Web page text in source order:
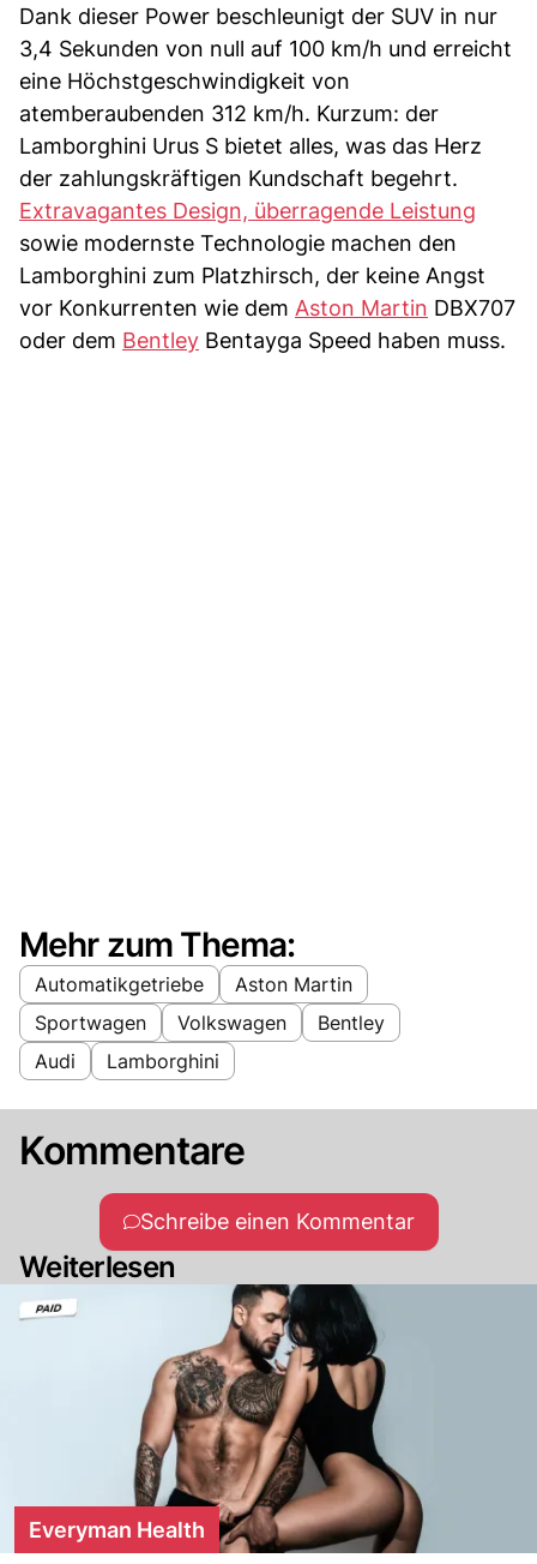
Dank dieser Power beschleunigt der SUV in nur
3,4 Sekunden von null auf 100 km/h und erreicht
eine Höchstgeschwindigkeit von
atemberaubenden 312 km/h. Kurzum: der
Lamborghini Urus S bietet alles, was das Herz
der zahlungskräftigen Kundschaft begehrt.
Extravagantes Design, überragende Leistung
sowie modernste Technologie machen den
Lamborghini zum Platzhirsch, der keine Angst
vor Konkurrenten wie dem Aston Martin DBX707
oder dem Bentley Bentayga Speed haben muss.
Mehr zum Thema:
Automatikgetriebe
Aston Martin
Sportwagen
Volkswagen
Bentley
Audi
Lamborghini
Kommentare
Schreibe einen Kommentar
Weiterlesen
Everyman Health